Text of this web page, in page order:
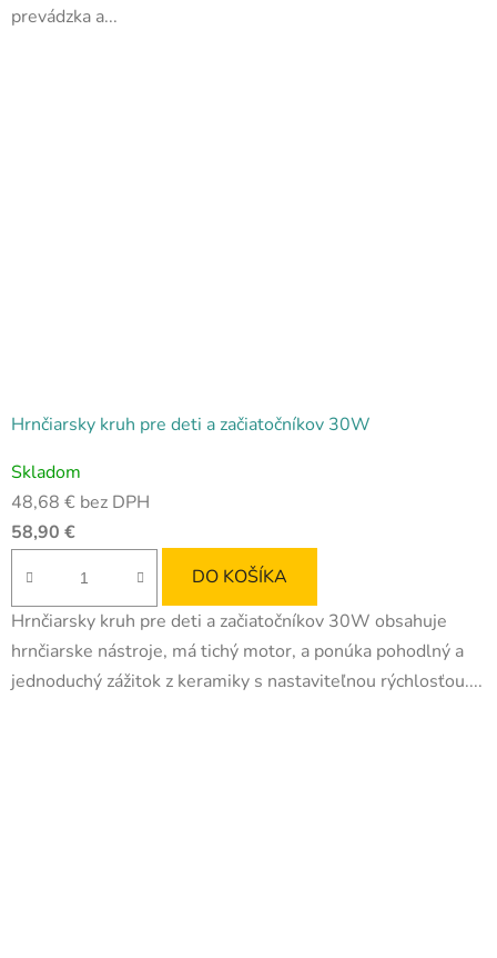
prevádzka a...
Hrnčiarsky kruh pre deti a začiatočníkov 30W
hodnotenie
produktu
je
5,0
z
5
hviezdičiek.
Skladom
48,68 € bez DPH
58,90 €
DO KOŠÍKA
Hrnčiarsky kruh pre deti a začiatočníkov 30W obsahuje
hrnčiarske nástroje, má tichý motor, a ponúka pohodlný a
jednoduchý zážitok z keramiky s nastaviteľnou rýchlosťou....